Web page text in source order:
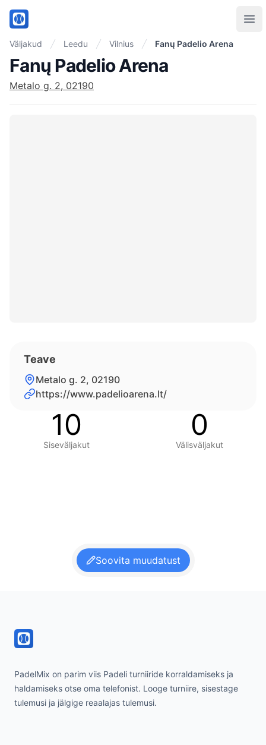
PadelMix
Väljakud Leedu Vilnius Fanų Padelio Arena
Fanų Padelio Arena
Metalo g. 2, 02190
Teave
Metalo g. 2, 02190
https://www.padelioarena.lt/
10
Siseväljakut
0
Välisväljakut
Soovita muudatust
PadelMix on parim viis Padeli turniiride korraldamiseks ja
haldamiseks otse oma telefonist. Looge turniire, sisestage
tulemusi ja jälgige reaalajas tulemusi.